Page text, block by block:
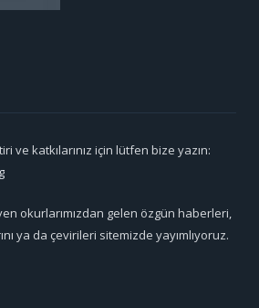
ve katkılarınız için lütfen bize yazın:
okurlarımızdan gelen özgün haberleri,
ya da çevirileri sitemizde yayımlıyoruz.